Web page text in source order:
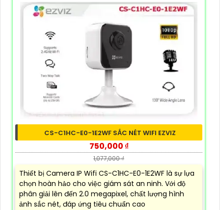
CS-C1HC-E0-1E2WF SẮC NÉT WIFI EZVIZ
750,000 ₫
1,077,000 ₫
Thiết bị Camera IP Wifi CS-C1HC-E0-1E2WF là sự lựa
chọn hoàn hảo cho việc giám sát an ninh. Với độ
phân giải lên đến 2.0 megapixel, chất lượng hình
ảnh sắc nét, đáp ứng tiêu chuẩn cao